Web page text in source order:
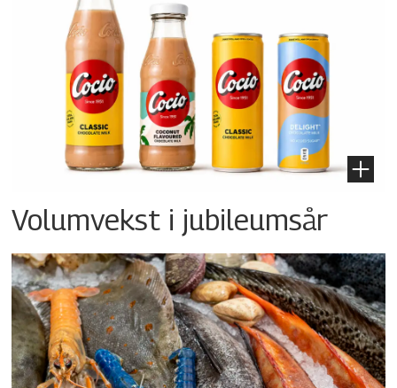
Volumvekst i jubileumsår